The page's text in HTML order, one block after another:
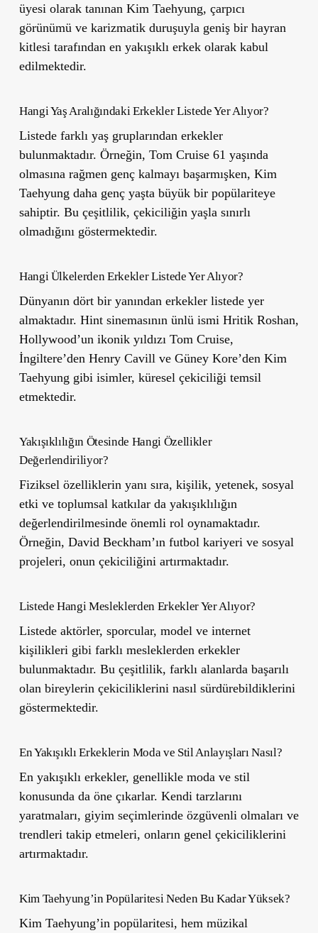
üyesi olarak tanınan Kim Taehyung, çarpıcı
görünümü ve karizmatik duruşuyla geniş bir hayran
kitlesi tarafından en yakışıklı erkek olarak kabul
edilmektedir.
Hangi Yaş Aralığındaki Erkekler Listede Yer Alıyor?
Listede farklı yaş gruplarından erkekler
bulunmaktadır. Örneğin, Tom Cruise 61 yaşında
olmasına rağmen genç kalmayı başarmışken, Kim
Taehyung daha genç yaşta büyük bir popülariteye
sahiptir. Bu çeşitlilik, çekiciliğin yaşla sınırlı
olmadığını göstermektedir.
Hangi Ülkelerden Erkekler Listede Yer Alıyor?
Dünyanın dört bir yanından erkekler listede yer
almaktadır. Hint sinemasının ünlü ismi Hritik Roshan,
Hollywood’un ikonik yıldızı Tom Cruise,
İngiltere’den Henry Cavill ve Güney Kore’den Kim
Taehyung gibi isimler, küresel çekiciliği temsil
etmektedir.
Yakışıklılığın Ötesinde Hangi Özellikler
Değerlendiriliyor?
Fiziksel özelliklerin yanı sıra, kişilik, yetenek, sosyal
etki ve toplumsal katkılar da yakışıklılığın
değerlendirilmesinde önemli rol oynamaktadır.
Örneğin, David Beckham’ın futbol kariyeri ve sosyal
projeleri, onun çekiciliğini artırmaktadır.
Listede Hangi Mesleklerden Erkekler Yer Alıyor?
Listede aktörler, sporcular, model ve internet
kişilikleri gibi farklı mesleklerden erkekler
bulunmaktadır. Bu çeşitlilik, farklı alanlarda başarılı
olan bireylerin çekiciliklerini nasıl sürdürebildiklerini
göstermektedir.
En Yakışıklı Erkeklerin Moda ve Stil Anlayışları Nasıl?
En yakışıklı erkekler, genellikle moda ve stil
konusunda da öne çıkarlar. Kendi tarzlarını
yaratmaları, giyim seçimlerinde özgüvenli olmaları ve
trendleri takip etmeleri, onların genel çekiciliklerini
artırmaktadır.
Kim Taehyung’in Popülaritesi Neden Bu Kadar Yüksek?
Kim Taehyung’in popülaritesi, hem müzikal